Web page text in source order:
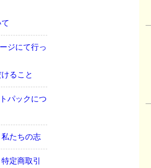
ジにて行っ
ること
パックにつ
たちの志
定商取引